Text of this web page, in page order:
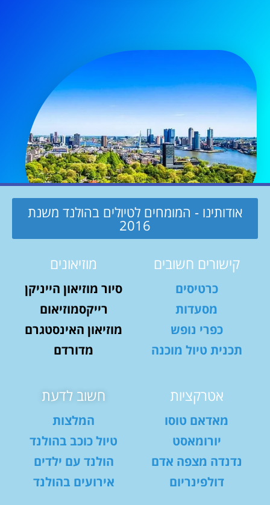
אודותינו - המומחים לטיולים בהולנד משנת
2016
קישורים חשובים
כרטיסים
מסעדות
כפרי נופש
תכנית טיול מוכנה
מוזיאונים
סיור מוזיאון הייניקן
רייקסמוזיאום
מוזיאון האינסטגרם
מדורדם
אטרקציות
מאדאם טוסו
יורומאסט
נדנדה מצפה אדם
דולפינריום
חשוב לדעת
המלצות
טיול כוכב בהולנד
הולנד עם ילדים
אירועים בהולנד